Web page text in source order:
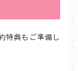
特典もご準備し